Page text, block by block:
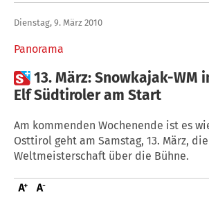
Panorama
Dienstag, 9. März 2010
13. März: Snowkajak-WM
Elf Südtiroler am Start
Am kommenden Wochenende ist es
Osttirol geht am Samstag, 13. März,
Weltmeisterschaft über die Bühne.